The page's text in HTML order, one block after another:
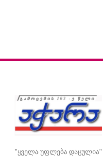
"ყველა უფლება დაცულია" .